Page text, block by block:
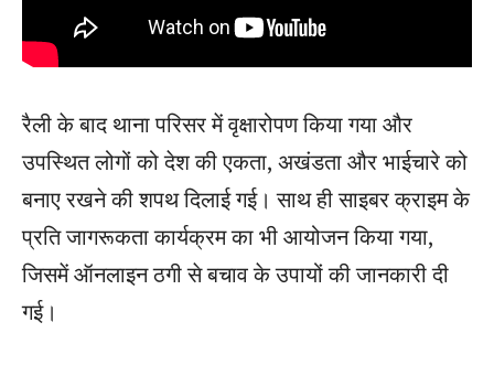
रैली के बाद थाना परिसर में वृक्षारोपण किया गया और
उपस्थित लोगों को देश की एकता, अखंडता और भाईचारे को
बनाए रखने की शपथ दिलाई गई। साथ ही साइबर क्राइम के
प्रति जागरूकता कार्यक्रम का भी आयोजन किया गया,
जिसमें ऑनलाइन ठगी से बचाव के उपायों की जानकारी दी
गई।